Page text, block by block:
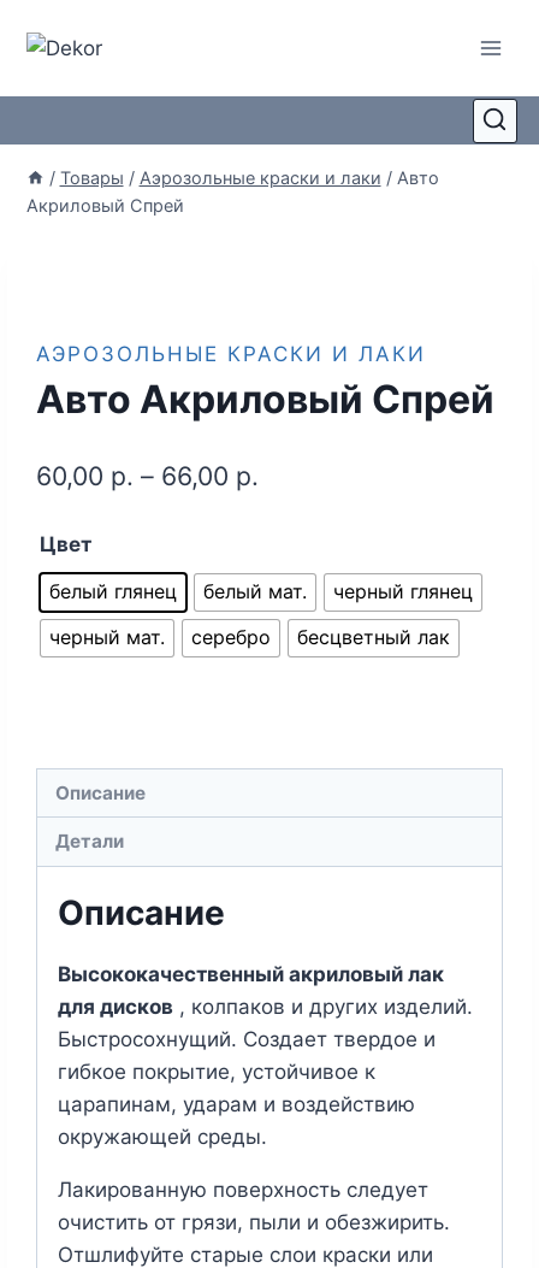
/ Товары / Аэрозольные краски и лаки / Авто
Акриловый Спрей
АЭРОЗОЛЬНЫЕ КРАСКИ И ЛАКИ
Авто Акриловый Спрей
60,00 р. – 66,00 р.
Цвет
белый глянец
белый мат.
черный глянец
черный мат.
серебро бесцветный лак
Описание
Детали
Описание
Высококачественный акриловый лак
для дисков , колпаков и других изделий.
Быстросохнущий. Создает твердое и
гибкое покрытие, устойчивое к
царапинам, ударам и воздействию
окружающей среды.
Лакированную поверхность следует
очистить от грязи, пыли и обезжирить.
Отшлифуйте старые слои краски или